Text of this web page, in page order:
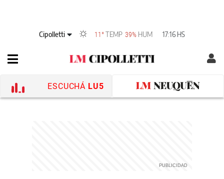
Cipolletti 11°TEMP 39% HUM 17:16 HS
ESCUCHÁ LU5